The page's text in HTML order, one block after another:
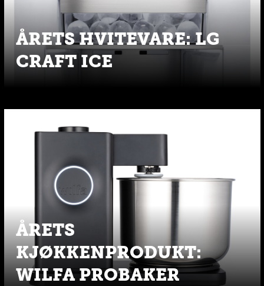
ÅRETS HVITEVARE: LG
CRAFT ICE
ÅRETS
KJØKKENPRODUKT:
WILFA PROBAKER